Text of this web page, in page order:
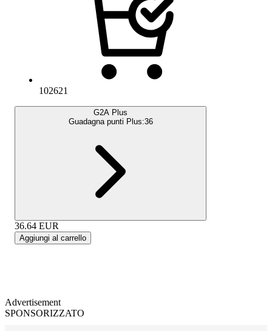
102621
G2A Plus
Guadagna punti Plus:36
36.64 EUR
Aggiungi al carrello
Advertisement
SPONSORIZZATO